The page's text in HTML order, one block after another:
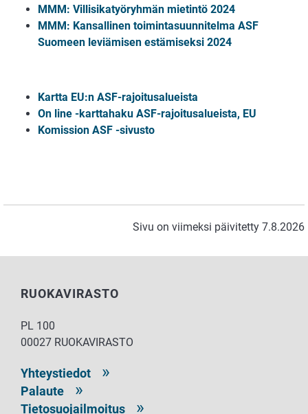
MMM: Villisikatyöryhmän mietintö 2024
MMM: Kansallinen toimintasuunnitelma ASF
Suomeen leviämisen estämiseksi 2024
Kartta EU:n ASF-rajoitusalueista
On line -karttahaku ASF-rajoitusalueista, EU
Komission ASF -sivusto
Sivu on viimeksi päivitetty 7.8.2026
RUOKAVIRASTO
PL 100
00027 RUOKAVIRASTO
Yhteystiedot
Palaute
Tietosuojailmoitus